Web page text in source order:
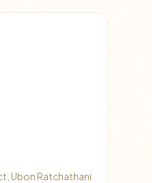
Ubon Ratchathani